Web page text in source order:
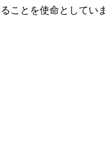
とを使命として